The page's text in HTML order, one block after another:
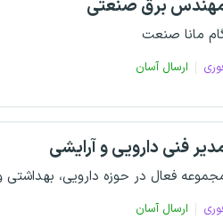
برق صنعتی
مانا صنعت
ارسال آسان
فنی دارویی و آرایشی
فعال در حوزه دارویی،
ارسال آسان